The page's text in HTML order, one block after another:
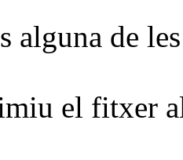
alguna de
el fitxer